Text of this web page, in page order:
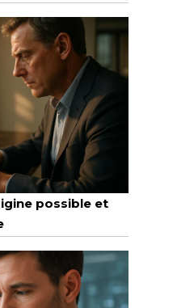
possible et